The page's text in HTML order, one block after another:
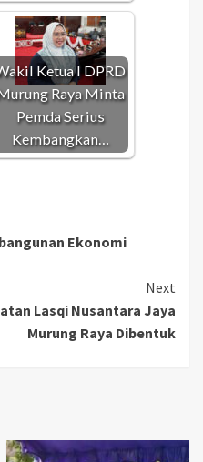
Ketua I DPRD
Raya Minta
Pemda Serius
Kembangkan…
Ekonomi
Next
Lasqi Nusantara Jaya
Murung Raya Dibentuk